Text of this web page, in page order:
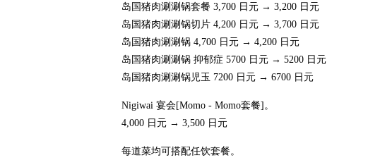
岛国猪肉涮涮锅套餐 3,700 日元 → 3,200 日元
岛国猪肉涮涮锅切片 4,200 日元 → 3,700 日元
岛国猪肉涮涮锅 4,700 日元 → 4,200 日元
岛国猪肉涮涮锅 抑郁症 5700 日元 → 5200 日元
岛国猪肉涮涮锅児玉 7200 日元 → 6700 日元
Nigiwai 宴会[Momo - Momo套餐]。
4,000 日元 → 3,500 日元
每道菜均可搭配任饮套餐。